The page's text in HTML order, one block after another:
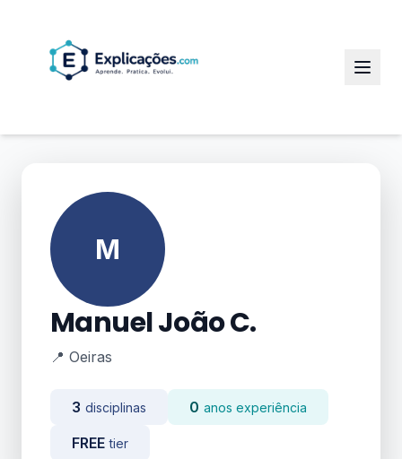
M
Manuel João C.
📍 Oeiras
3 disciplinas 0 anos experiência
FREE tier